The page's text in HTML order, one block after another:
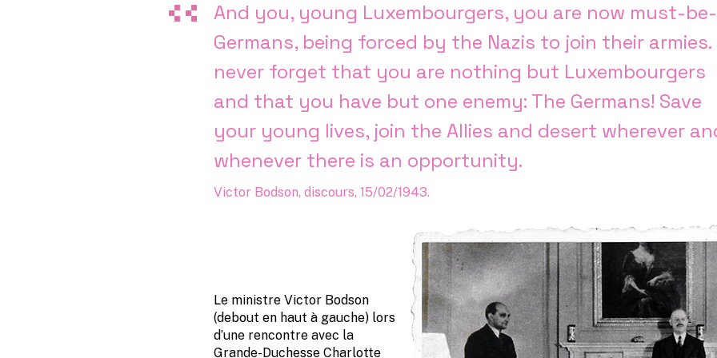
And you, young Luxembourgers, you are now must-be-
Germans, being forced by the Nazis to join their armies.
never forget that you are nothing but Luxembourgers
and that you have but one enemy: The Germans! Save
your young lives, join the Allies and desert wherever
whenever there is an opportunity.
Victor Bodson, discours, 15/02/1943.
Le ministre Victor Bodson
(debout en haut à gauche) lors
d’une rencontre avec la
Grande-Duchesse Charlotte